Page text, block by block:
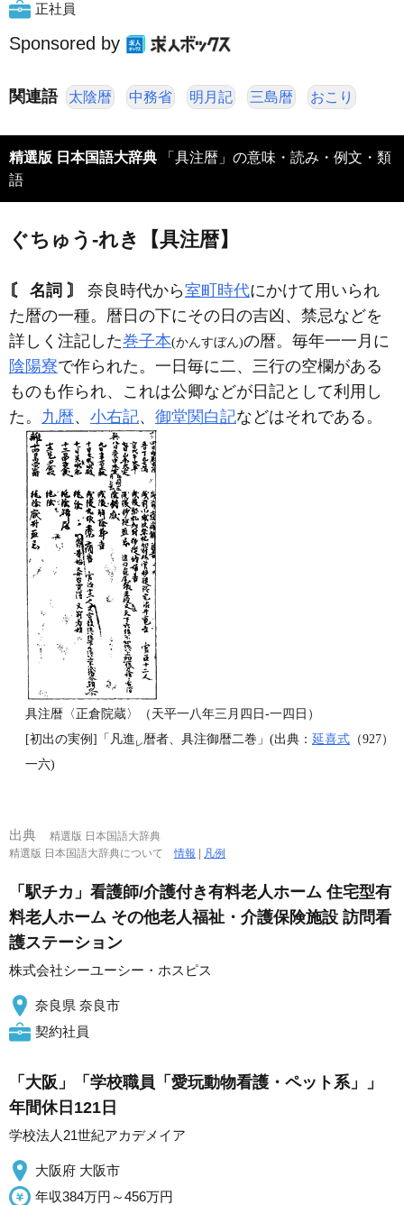
正社員
Sponsored by
関連語 太陰暦 中務省 明月記 三島暦 おこり
精選版 日本国語大辞典
語
ぐちゅう‐れき【具注暦】
〘 名詞 〙 奈良時代から室町時代にかけて用いられ
た暦の一種。暦日の下にその日の吉凶、禁忌などを
詳しく注記した巻子本(かんすぼん)の暦。毎年一一月に
陰陽寮で作られた。一日毎に二、三行の空欄がある
ものも作られ、これは公卿などが日記として利用し
た。 九暦、 小右記、 御堂関白記などはそれである。
具注暦〈正倉院蔵〉（天平一八年三月四日‐一四日）
[初出の実例]「凡進 レ 暦者、具注御暦二巻」(出典： 延喜式 （927）
一六)
出典
精選版 日本国語大辞典
精選版 日本国語大辞典について情報 凡例
「駅チカ」看護師/介護付き有料老人ホーム 住宅型有
料老人ホーム その他老人福祉・介護保険施設 訪問看
護ステーション
株式会社シーユーシー・ホスピス
奈良県 奈良市
契約社員
「大阪」「学校職員「愛玩動物看護・ペット系」」
年間休日121日
学校法人21世紀アカデメイア
大阪府 大阪市
年収384万円～456万円